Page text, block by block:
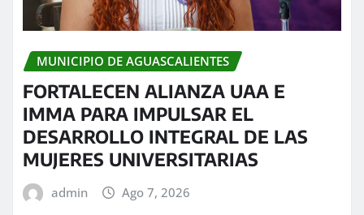
MUNICIPIO DE AGUASCALIENTES
FORTALECEN ALIANZA UAA E
IMMA PARA IMPULSAR EL
DESARROLLO INTEGRAL DE LAS
MUJERES UNIVERSITARIAS
admin Ago 7, 2026